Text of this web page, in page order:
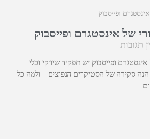
של אינסטגרם ופייסבוק
תגובות
ופייסבוק יש תפקיד שיווקי וכלי
הנה סקירה של הסטיקרים הנפוצים – ולמה כל